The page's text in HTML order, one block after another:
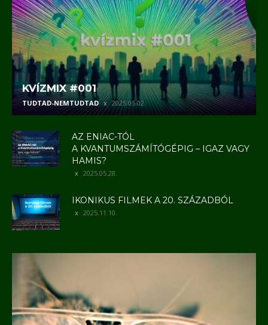
KVÍZMIX #001
TUDTAD-NEMTUDTAD 2025.05.02.
AZ ENIAC-TÓL
A KVANTUMSZÁMÍTÓGÉPIG – IGAZ VAGY
HAMIS?
2025.05.28.
IKONIKUS FILMEK A 20. SZÁZADBÓL
2025.11.10.